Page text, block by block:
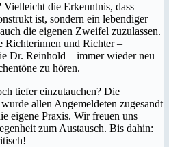
die Erkenntnis, dass
ist, sondern ein lebendiger
die eigenen Zweifel zuzulassen.
Richterinnen und Richter –
Dr. Reinhold – immer wieder neu
zu hören.
tiefer einzutauchen? Die
allen Angemeldeten zugesandt
eigene Praxis. Wir freuen uns
zum Austausch. Bis dahin: